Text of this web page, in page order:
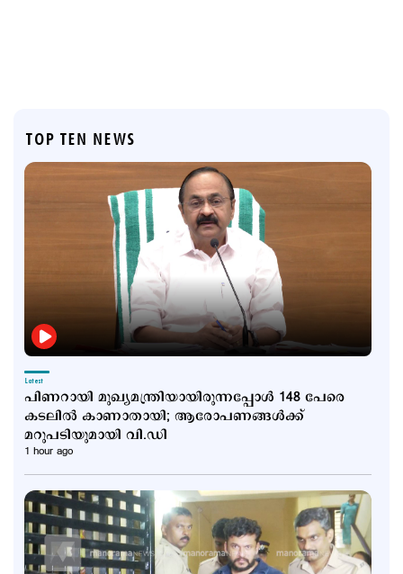
TOP TEN NEWS
Latest
പിണറായി മുഖ്യമന്ത്രിയായിരുന്നപ്പോൾ 148 പേരെ
കടലിൽ കാണാതായി; ആരോപണങ്ങള്‍ക്ക്
മറുപടിയുമായി വി.ഡി
1 hour ago